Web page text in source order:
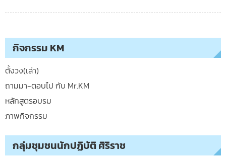
กิจกรรม KM
ตั้งวง(เล่า)
ถามมา-ตอบไป กับ Mr.KM
หลักสูตรอบรม
ภาพกิจกรรม
กลุ่มชุมชนนักปฏิบัติ ศิริราช